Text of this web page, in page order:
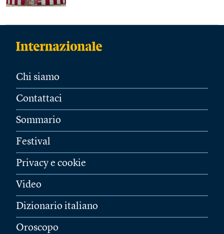
Chi siamo
Contattaci
Sommario
Festival
Privacy e cookie
Video
Dizionario italiano
Oroscopo